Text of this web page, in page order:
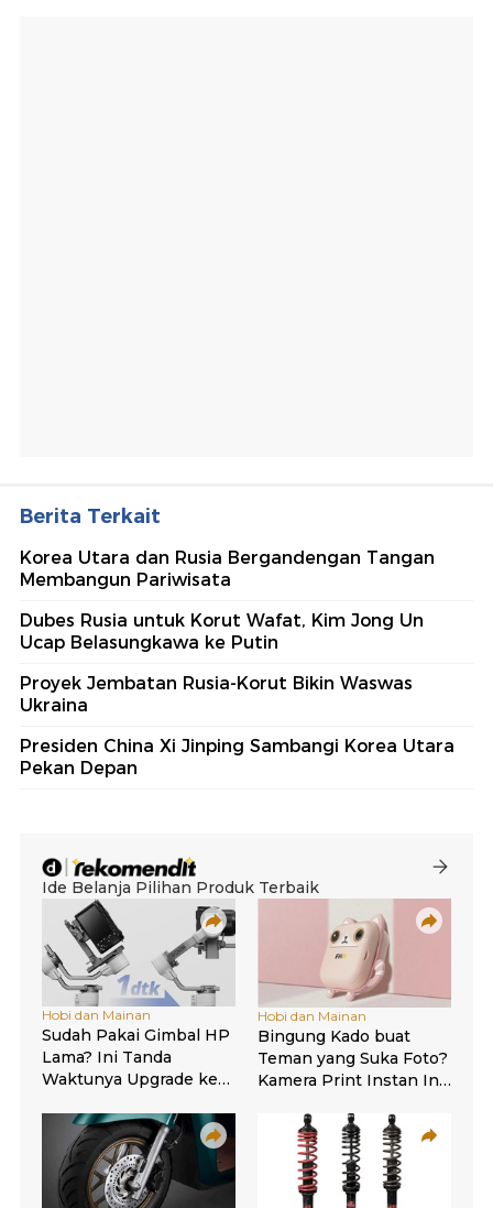
Berita Terkait
Korea Utara dan Rusia Bergandengan Tangan
Membangun Pariwisata
Dubes Rusia untuk Korut Wafat, Kim Jong Un
Ucap Belasungkawa ke Putin
Proyek Jembatan Rusia-Korut Bikin Waswas
Ukraina
Presiden China Xi Jinping Sambangi Korea Utara
Pekan Depan